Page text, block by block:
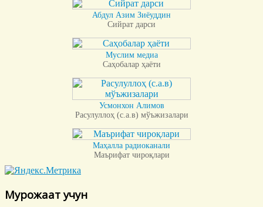
Абдул Азим Зиёуддин
Сийрат дарси
Муслим медиа
Саҳобалар ҳаёти
Усмонхон Алимов
Расулуллоҳ (с.а.в) мўъжизалари
Маҳалла радиоканали
Маърифат чироқлари
Мурожаат учун